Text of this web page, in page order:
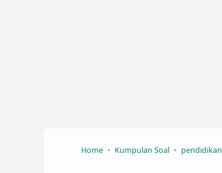
Home Kumpulan Soal pendidikan